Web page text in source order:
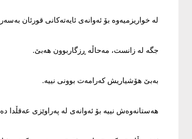
لە خواریزمیەوە بۆ ئەوانەی ئایەتەکانی قورئان
جگە لە زانست، مەحاڵە ڕزگاربوون ھەبێ.
بەبێ هۆشیاریش کەرامەت بوونی نییە.
ھەستانەوەش نییە بۆ ئەوانەی لە پەراوێزی عەقڵدا